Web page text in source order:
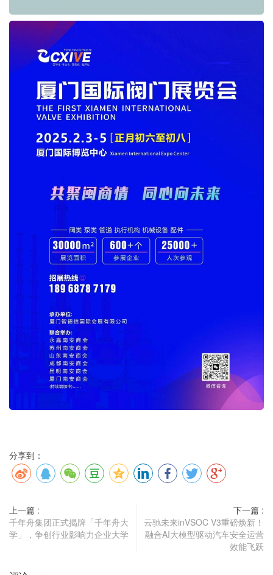
分享到：
上一篇 :
千年舟集团正式揭牌「千年舟大
学」，争创行业影响力企业大学
下一篇 :
云驰未来inVSOC V3重磅焕新！
融合AI大模型驱动汽车安全运营
效能飞跃